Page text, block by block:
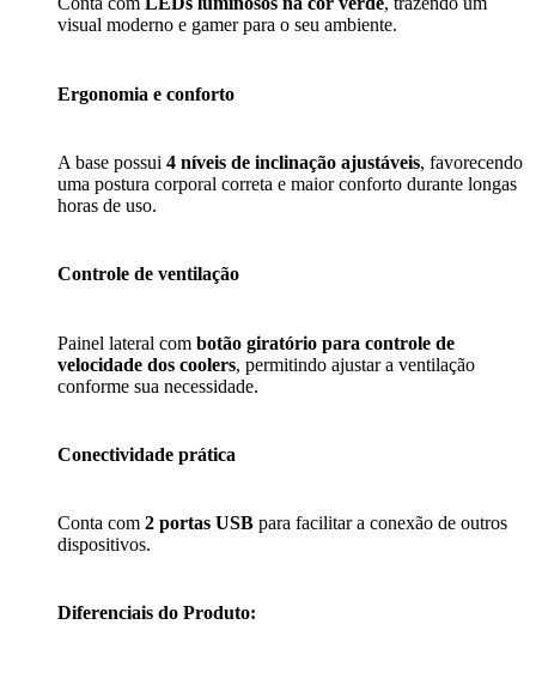
visual moderno e gamer para o seu ambiente.
Ergonomia e conforto
A base possui 4 níveis de inclinação ajustáveis, favorecendo
uma postura corporal correta e maior conforto durante longas
horas de uso.
Controle de ventilação
Painel lateral com botão giratório para controle de
velocidade dos coolers, permitindo ajustar a ventilação
conforme sua necessidade.
Conectividade prática
Conta com 2 portas USB para facilitar a conexão de outros
dispositivos.
Diferenciais do Produto: